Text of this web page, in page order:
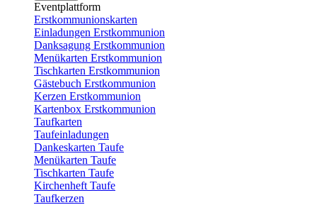
Eventplattform
Erstkommunionskarten
Einladungen Erstkommunion
Danksagung Erstkommunion
Menükarten Erstkommunion
Tischkarten Erstkommunion
Gästebuch Erstkommunion
Kerzen Erstkommunion
Kartenbox Erstkommunion
Taufkarten
Taufeinladungen
Dankeskarten Taufe
Menükarten Taufe
Tischkarten Taufe
Kirchenheft Taufe
Taufkerzen